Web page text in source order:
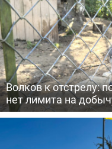
Волков к отстрелу:
нет лимита на